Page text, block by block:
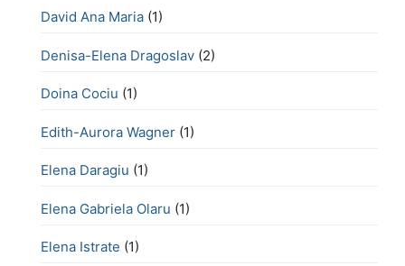
David Ana Maria (1)
Denisa-Elena Dragoslav (2)
Doina Cociu (1)
Edith-Aurora Wagner (1)
Elena Daragiu (1)
Elena Gabriela Olaru (1)
Elena Istrate (1)